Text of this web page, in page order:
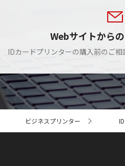
Webサイトから
IDカードプリンターの購入前のご相
ビジネスプリンター